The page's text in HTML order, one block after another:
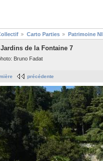
Carto Parties Patrimoine
de la Fontaine 7
Bruno Fadat
précédente